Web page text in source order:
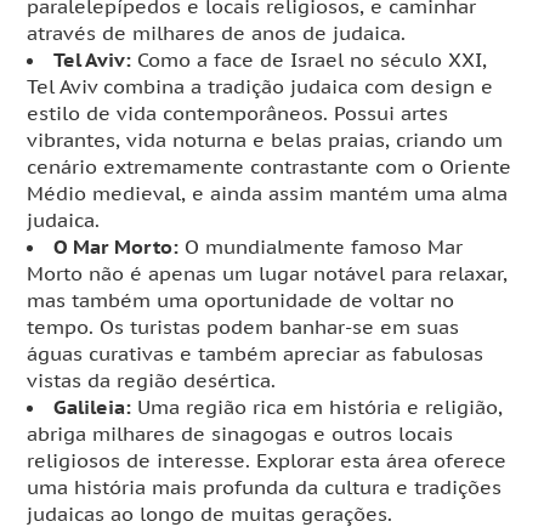
paralelepípedos e locais religiosos, e caminhar
através de milhares de anos de judaica.
Tel Aviv: Como a face de Israel no século XXI,
Tel Aviv combina a tradição judaica com design e
estilo de vida contemporâneos. Possui artes
vibrantes, vida noturna e belas praias, criando um
cenário extremamente contrastante com o Oriente
Médio medieval, e ainda assim mantém uma alma
judaica.
O Mar Morto: O mundialmente famoso Mar
Morto não é apenas um lugar notável para relaxar,
mas também uma oportunidade de voltar no
tempo. Os turistas podem banhar-se em suas
águas curativas e também apreciar as fabulosas
vistas da região desértica.
Galileia: Uma região rica em história e religião,
abriga milhares de sinagogas e outros locais
religiosos de interesse. Explorar esta área oferece
uma história mais profunda da cultura e tradições
judaicas ao longo de muitas gerações.